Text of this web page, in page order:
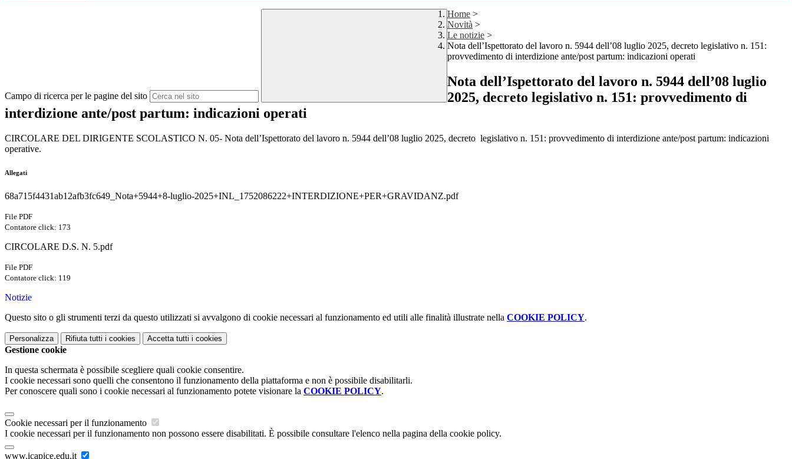
Campo di ricerca per le pagine del sito
Home >
Novità >
Le notizie >
Nota dell’Ispettorato del lavoro n. 5944 dell’08 luglio 2025, decreto legislativo n. 151:
provvedimento di interdizione ante/post partum: indicazioni operati
Nota dell’Ispettorato del lavoro n. 5944 dell’08 luglio
2025, decreto legislativo n. 151: provvedimento di
interdizione ante/post partum: indicazioni operati
CIRCOLARE DEL DIRIGENTE SCOLASTICO N. 05- Nota dell’Ispettorato del lavoro n. 5944 dell’08 luglio 2025, decreto legislativo n. 151: provvedimento di interdizione ante/post partum: indicazioni
operative.
Allegati
68a715f4431ab12afb3fc649_Nota+5944+8-luglio-2025+INL_1752086222+INTERDIZIONE+PER+GRAVIDANZ.pdf
File PDF
Contatore click: 173
CIRCOLARE D.S. N. 5.pdf
File PDF
Contatore click: 119
Notizie
Questo sito o gli strumenti terzi da questo utilizzati si avvalgono di cookie necessari al funzionamento ed utili alle finalità illustrate nella COOKIE POLICY.
Personalizza Rifiuta tutti i cookies Accetta tutti i cookies
Gestione cookie
In questa schermata è possibile scegliere quali cookie consentire.
I cookie necessari sono quelli che consentono il funzionamento della piattaforma e non è possibile disabilitarli.
Per conoscere quali sono i cookie necessari al funzionamento potete visionare la COOKIE POLICY.
Cookie necessari per il funzionamento
I cookie necessari per il funzionamento non possono essere disabilitati. È possibile consultare l'elenco nella pagina della cookie policy.
www.icapice.edu.it